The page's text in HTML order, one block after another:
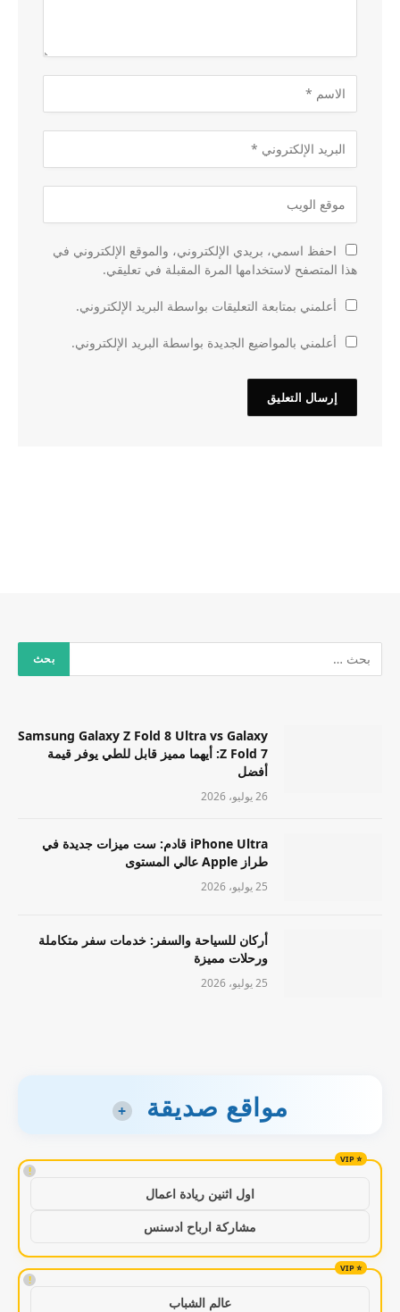
احفظ اسمي، بريدي الإلكتروني، والموقع الإلكتروني في
هذا المتصفح لاستخدامها المرة المقبلة في تعليقي.
أعلمني بمتابعة التعليقات بواسطة البريد الإلكتروني.
أعلمني بالمواضيع الجديدة بواسطة البريد الإلكتروني.
Samsung Galaxy Z Fold 8 Ultra vs Galaxy
Z Fold 7: أيهما مميز قابل للطي يوفر قيمة
أفضل
26 يوليو، 2026
iPhone Ultra قادم: ست ميزات جديدة في
طراز Apple عالي المستوى
25 يوليو، 2026
أركان للسياحة والسفر: خدمات سفر متكاملة
ورحلات مميزة
25 يوليو، 2026
مواقع صديقة +
!
اول اثنين ريادة اعمال
مشاركة ارباح ادسنس
!
عالم الشباب